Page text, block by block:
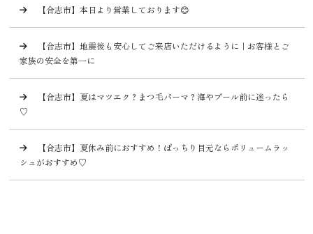
【合志市】本日より営業しております😊
【合志市】地震後も安心してご来店いただけるように｜お客様とご
家族の安全を第一に
【合志市】夏はマツエク？まつ毛パーマ？海やプール前に迷ったら
♡
【合志市】夏休み前におすすめ！ぱっちり目元ならボリュームラッ
シュがおすすめ♡